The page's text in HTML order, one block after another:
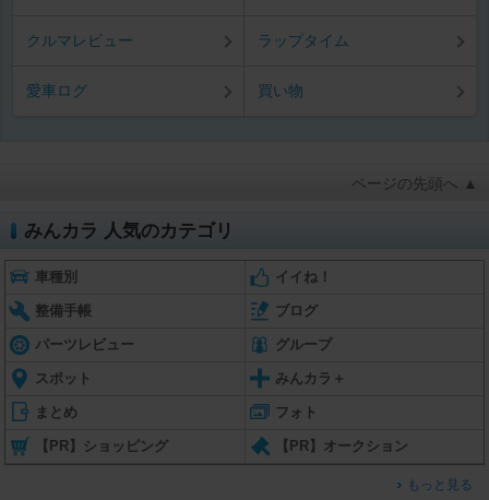
クルマレビュー ラップタイム
愛車ログ 買い物
ページの先頭へ ▲
みんカラ 人気のカテゴリ
車種別 イイね！
整備手帳 ブログ
パーツレビュー グループ
スポット みんカラ＋
まとめ フォト
【PR】ショッピング 【PR】オークション
もっと見る